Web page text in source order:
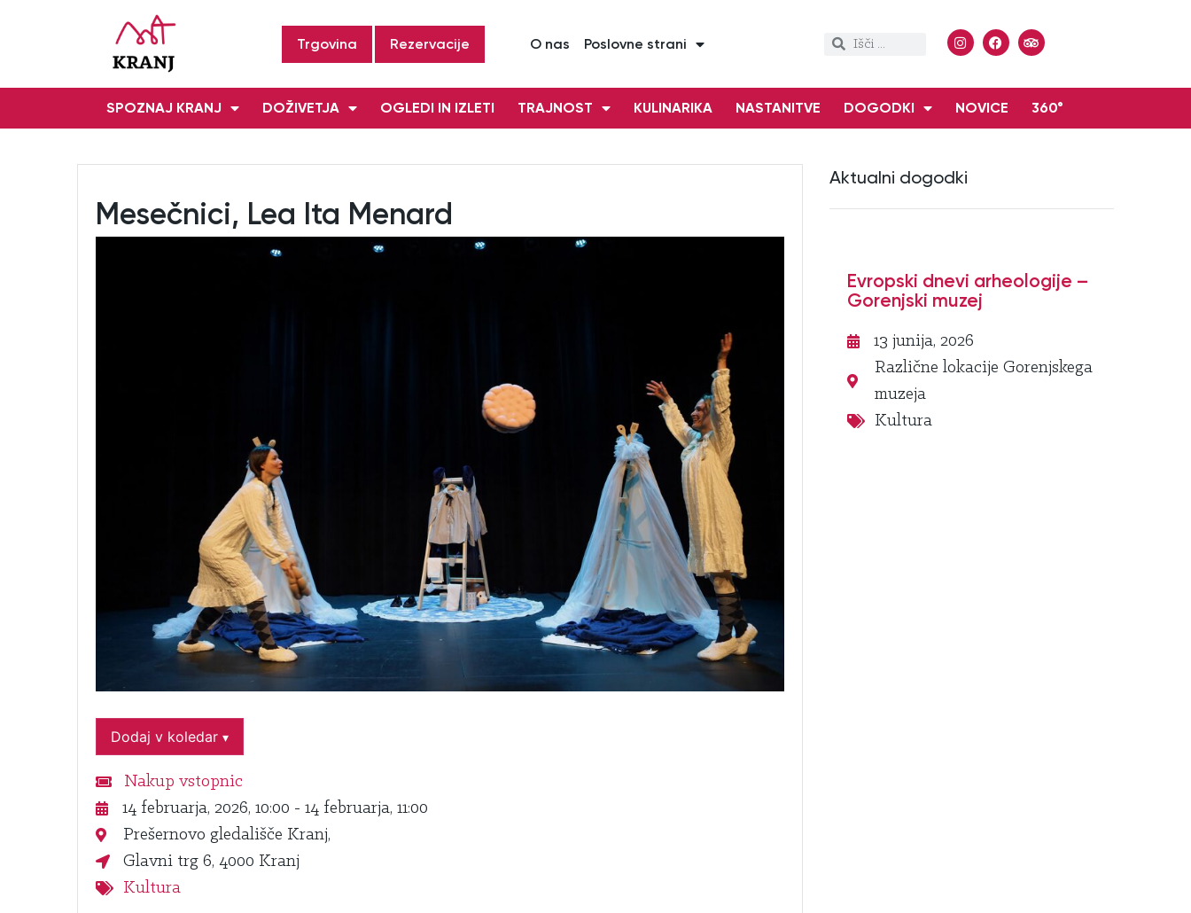
Trgovina Rezervacije O nas Poslovne strani
SPOZNAJ KRANJ DOŽIVETJA OGLEDI IN IZLETI TRAJNOST KULINARIKA NASTANITVE DOGODKI NOVICE 360°
Mesečnici, Lea Ita Menard
Dodaj v koledar ▾
Nakup vstopnic
14 februarja, 2026, 10:00 - 14 februarja, 11:00
Prešernovo gledališče Kranj,
Glavni trg 6, 4000 Kranj
Kultura
Aktualni dogodki
Evropski dnevi arheologije –
Gorenjski muzej
13 junija, 2026
Različne lokacije Gorenjskega
muzeja
Kultura